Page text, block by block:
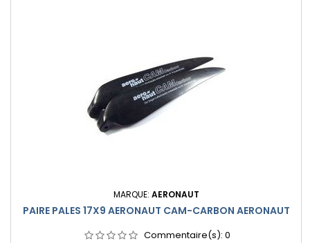
MARQUE: AERONAUT
PAIRE PALES 17X9 AERONAUT CAM-CARBON AERONAUT
Commentaire(s): 0